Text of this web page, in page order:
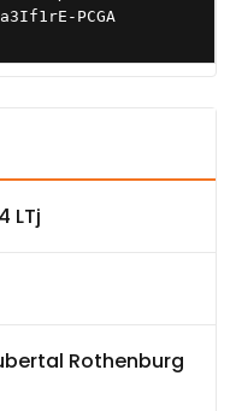
PCGA
LTj
Rothenburg